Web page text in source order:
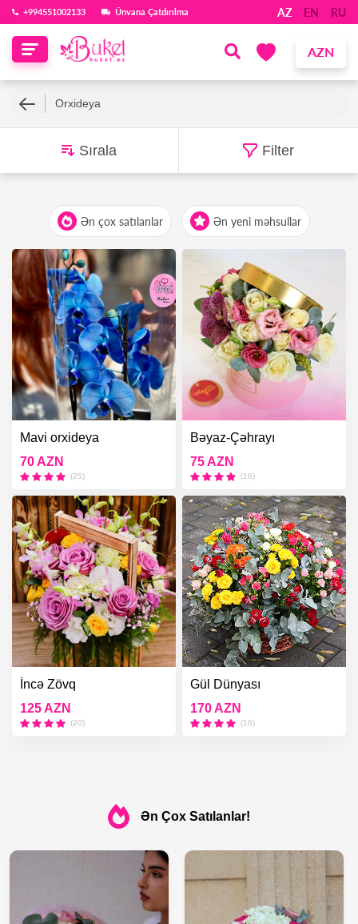
‪+994551002133‬ Ünvana Çatdırılma AZ EN RU
AZN
Orxideya
Sırala Filter
Ən çox satılanlar Ən yeni məhsullar
Mavi orxideya
70 AZN
(25)
Bəyaz-Çəhrayı
Kompozisiyası
75 AZN
(16)
İncə Zövq
125 AZN
(20)
Gül Dünyası
170 AZN
(16)
Ən Çox Satılanlar!